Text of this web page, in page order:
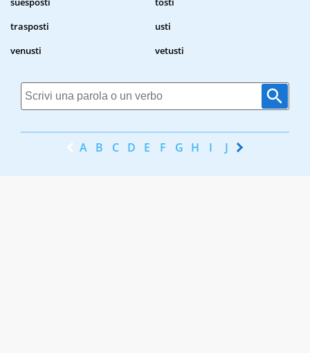
trasposti
usti
venusti
vetusti
A B C D E F G H I J K